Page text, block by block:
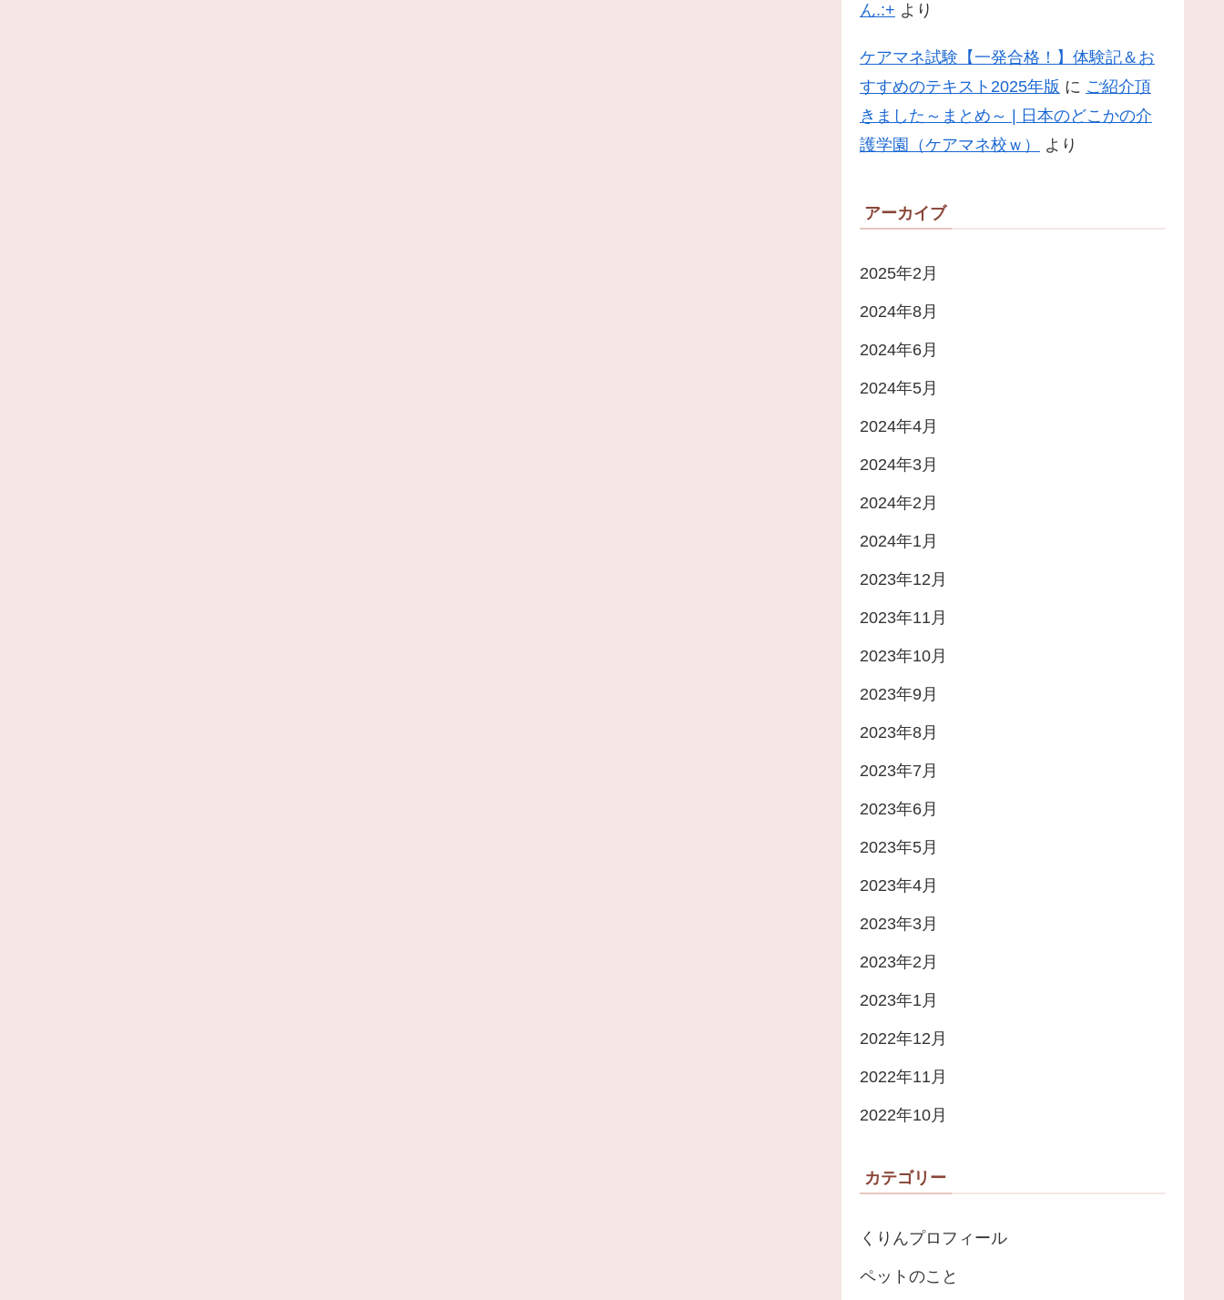
ん.:+ より
ケアマネ試験【一発合格！】体験記＆お
すすめのテキスト2025年版 に ご紹介頂
きました～まとめ～ | 日本のどこかの介
護学園（ケアマネ校ｗ）
より
アーカイブ
2025年2月
2024年8月
2024年6月
2024年5月
2024年4月
2024年3月
2024年2月
2024年1月
2023年12月
2023年11月
2023年10月
2023年9月
2023年8月
2023年7月
2023年6月
2023年5月
2023年4月
2023年3月
2023年2月
2023年1月
2022年12月
2022年11月
2022年10月
カテゴリー
くりんプロフィール
ペットのこと